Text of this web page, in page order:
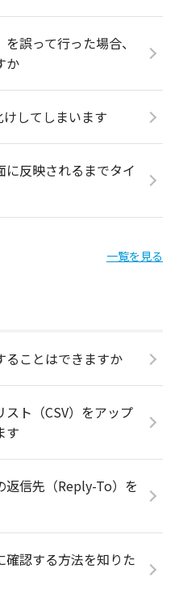
誤って行った場合、
か
してしまいます
反映されるまでタイ
一覧を見る
ることはできますか
ト（CSV）をアップ
す
返信先（Reply-To）を
確認する方法を知りた